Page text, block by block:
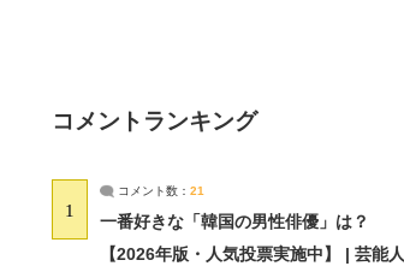
コメントランキング
1
コメント数： 21
一番好きな「韓国の男性俳優」は？
【2026年版・人気投票実施中】 | 芸能人